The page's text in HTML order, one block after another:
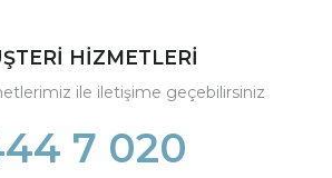
HİZMETLERİ
ile iletişime geçebilirsiniz
7 020